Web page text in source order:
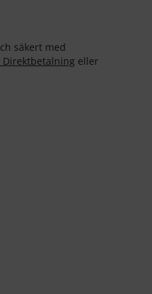
säkert med
Direktbetalning eller